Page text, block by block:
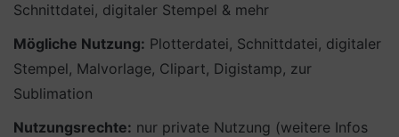
Schnittdatei, digitaler Stempel & mehr
Mögliche Nutzung: Plotterdatei, Schnittdatei, digitaler
Stempel, Malvorlage, Clipart, Digistamp, zur
Sublimation
Nutzungsrechte: nur private Nutzung (weitere Infos